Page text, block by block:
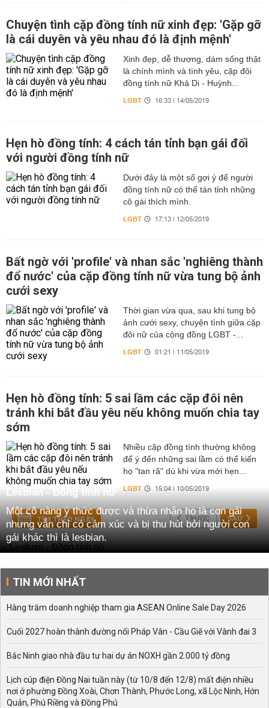
Chuyện tình cặp đồng tính nữ xinh đẹp: 'Gặp gỡ
là cái duyên và yêu nhau đó là định mệnh'
Xinh đẹp, dễ thương, dám sống thật
là chính mình và tình yêu, cặp đôi
đồng tính nữ Khả Di - Huỳnh...
LGBT 16:33 | 14/05/2019
Hẹn hò đồng tính: 4 cách tán tỉnh bạn gái đối
với người đồng tính nữ
Dưới đây là một số gợi ý để người
đồng tính nữ có thể tán tỉnh những
cô gái thích mình.
LGBT 17:13 | 12/05/2019
Bất ngờ với 'profile' và nhan sắc 'nghiêng thành
đổ nước' của cặp đồng tính nữ vừa tung bộ ảnh
cưới sexy
Thời gian vừa qua, sau khi tung bộ
ảnh cưới sexy, chuyện tình giữa cặp
đôi nữ của cộng đồng LGBT -...
LGBT 01:21 | 11/05/2019
Hẹn hò đồng tính: 5 sai lầm các cặp đôi nên
tránh khi bắt đầu yêu nếu không muốn chia tay
sớm
Nhiều cặp đồng tính thường không
để ý đến những sai lầm có thể kiến
họ "tan rã" dù khi vừa mới hẹn...
LGBT 15:04 | 10/05/2019
TÌM THEO NGÀY TRƯỚC SAU
Lesbian - Đồng tính nữ
Một cô nàng ý thức được và thừa nhận họ là con gái
nhưng vẫn chỉ có cảm xúc và bị thu hút bởi người con
gái khác thì là lesbian.
TIN MỚI NHẤT
Hàng trăm doanh nghiệp tham gia ASEAN Online Sale Day 2026
Cuối 2027 hoàn thành đường nối Pháp Vân - Cầu Giẽ với Vành đai 3
Bắc Ninh giao nhà đầu tư hai dự án NOXH gần 2.000 tỷ đồng
Lịch cúp điện Đồng Nai tuần này (từ 10/8 đến 12/8) mất điện nhiều
nơi ở phường Đồng Xoài, Chơn Thành, Phước Long, xã Lộc Ninh, Hớn
Quản, Phú Riềng và Đồng Phú